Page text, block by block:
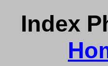
Index